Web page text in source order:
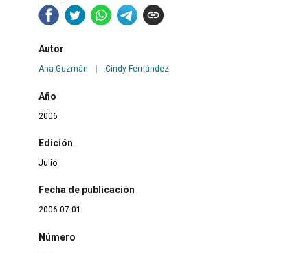
Autor
Ana Guzmán Cindy Fernández
Año
2006
Edición
Julio
Fecha de publicación
2006-07-01
Número